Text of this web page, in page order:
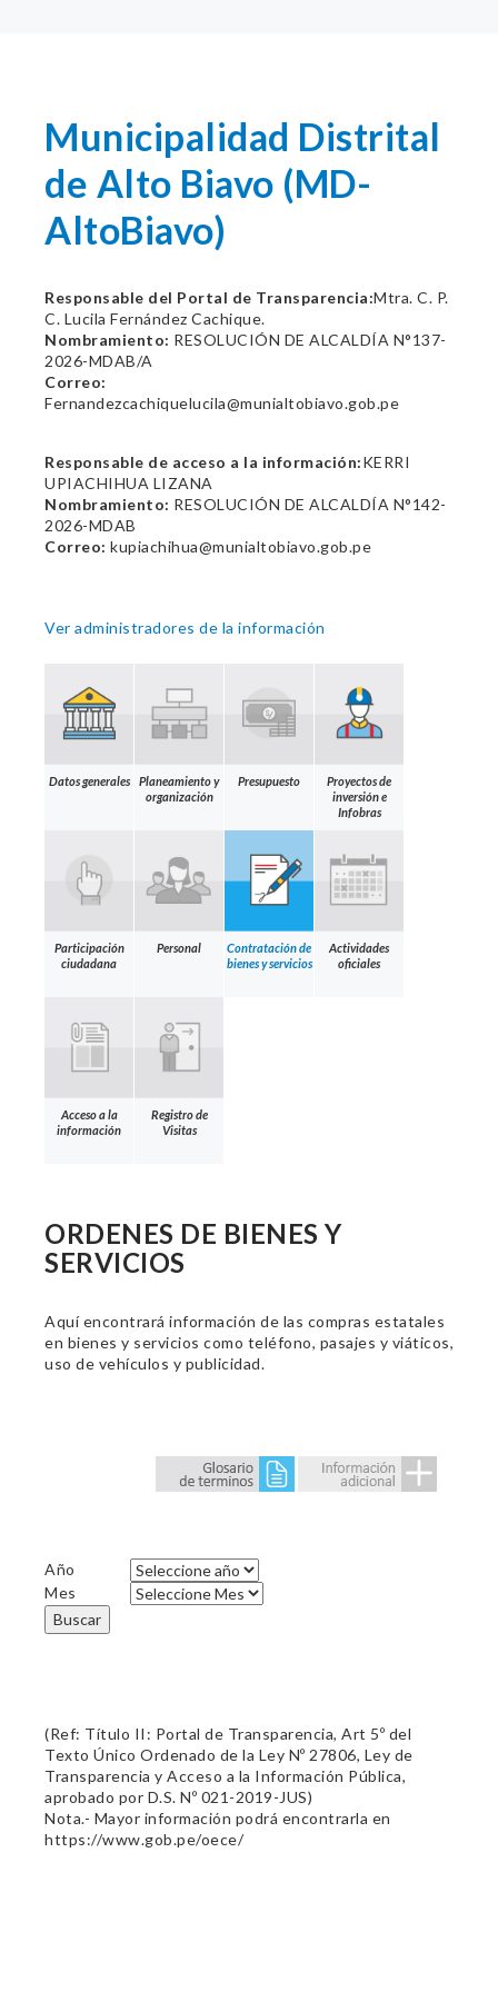
Municipalidad Distrital
de Alto Biavo (MD-
AltoBiavo)
Responsable del Portal de Transparencia:Mtra. C. P.
C. Lucila Fernández Cachique.
Nombramiento: RESOLUCIÓN DE ALCALDÍA N°137-
2026-MDAB/A
Correo:
Fernandezcachiquelucila@munialtobiavo.gob.pe
Responsable de acceso a la información:KERRI
UPIACHIHUA LIZANA
Nombramiento: RESOLUCIÓN DE ALCALDÍA N°142-
2026-MDAB
Correo: kupiachihua@munialtobiavo.gob.pe
Ver administradores de la información
Datos generales
Planeamiento y
organización
Presupuesto
Proyectos de
inversión e
Infobras
Participación
ciudadana
Personal
Contratación de
bienes y servicios
Actividades
oficiales
Acceso a la
información
Registro de
Visitas
ORDENES DE BIENES Y
SERVICIOS
Aquí encontrará información de las compras estatales
en bienes y servicios como teléfono, pasajes y viáticos,
uso de vehículos y publicidad.
Año
Mes
Buscar
(Ref: Título II: Portal de Transparencia, Art 5º del
Texto Único Ordenado de la Ley Nº 27806, Ley de
Transparencia y Acceso a la Información Pública,
aprobado por D.S. Nº 021-2019-JUS)
Nota.- Mayor información podrá encontrarla en
https://www.gob.pe/oece/